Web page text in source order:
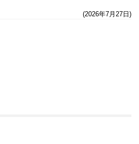
2026年7月27日